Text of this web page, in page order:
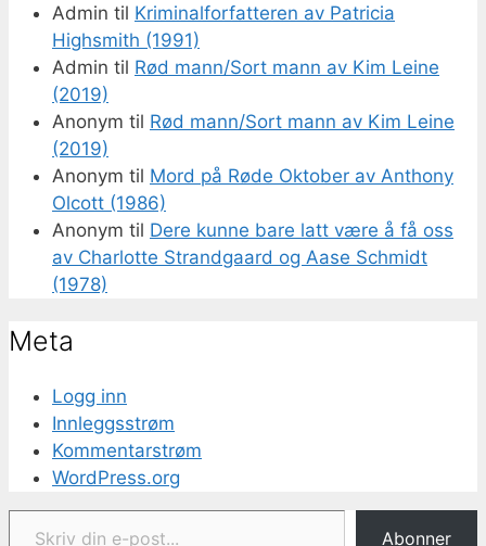
Admin til Kriminalforfatteren av Patricia
Highsmith (1991)
Admin til Rød mann/Sort mann av Kim Leine
(2019)
Anonym til Rød mann/Sort mann av Kim Leine
(2019)
Anonym til Mord på Røde Oktober av Anthony
Olcott (1986)
Anonym til Dere kunne bare latt være å få oss
av Charlotte Strandgaard og Aase Schmidt
(1978)
Meta
Logg inn
Innleggsstrøm
Kommentarstrøm
WordPress.org
Skriv din e-post...
Abonner